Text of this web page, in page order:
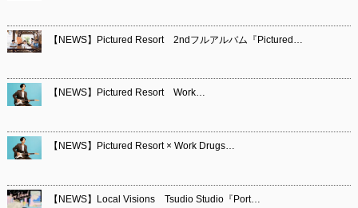
【NEWS】Pictured Resort 2ndフルアルバム『Pictured…
【NEWS】Pictured Resort Work…
【NEWS】Pictured Resort × Work Drugs…
【NEWS】Local Visions Tsudio Studio『Port…